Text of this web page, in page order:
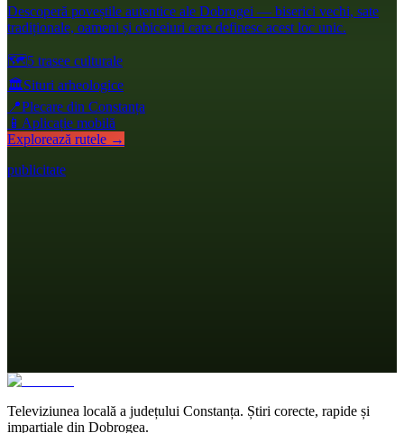
Descoperă poveștile autentice ale Dobrogei — biserici vechi, sate
tradiționale, oameni și obiceiuri care definesc acest loc unic.
🗺️5 trasee culturale
🏛️Situri arheologice
📍Plecare din Constanța
📱 Aplicație mobilă
Explorează rutele →
publicitate
Televiziunea locală a județului Constanța. Știri corecte, rapide și
imparțiale din Dobrogea.